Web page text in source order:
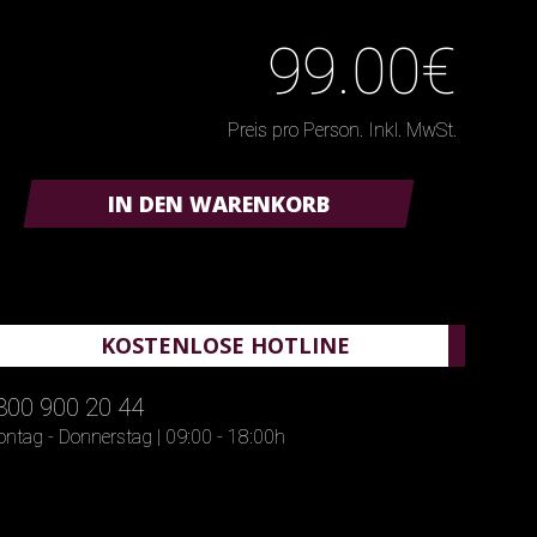
99.00€
Preis pro Person. Inkl. MwSt.
IN DEN WARENKORB
KOSTENLOSE HOTLINE
900 20 44
- Donnerstag | 09:00 - 18:00h